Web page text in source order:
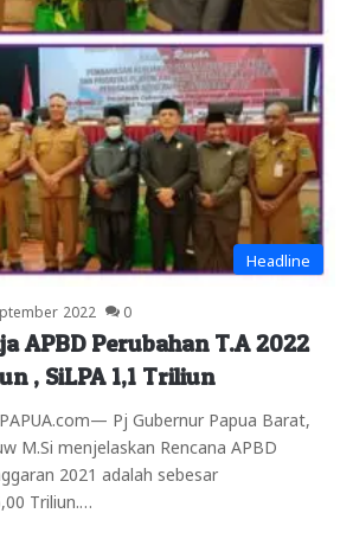
Headline
2022 0
APBD Perubahan T.A 2022
, SiLPA 1,1 Triliun
Pj Gubernur Papua Barat,
M.Si menjelaskan Rencana APBD
2021 adalah sebesar
Triliun.…